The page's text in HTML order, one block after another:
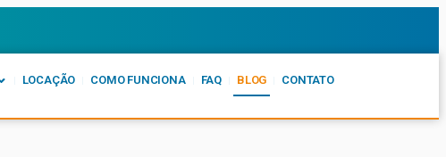
LOCAÇÃO COMO FUNCIONA FAQ BLOG CONTATO